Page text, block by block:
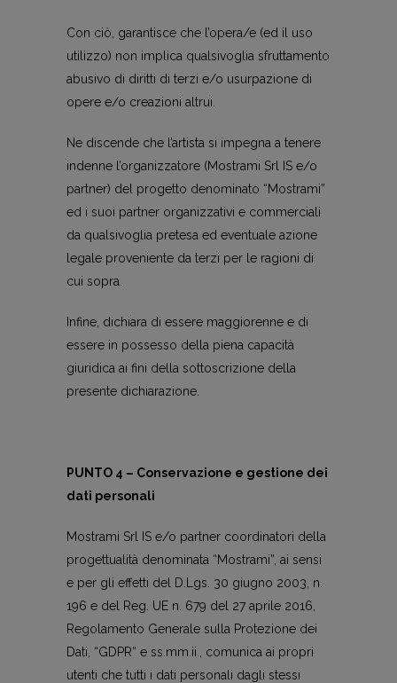
Con ciò, garantisce che l’opera/e (ed il uso
utilizzo) non implica qualsivoglia sfruttamento
abusivo di diritti di terzi e/o usurpazione di
opere e/o creazioni altrui.
Ne discende che l’artista si impegna a tenere
indenne l’organizzatore (Mostrami Srl IS e/o
partner) del progetto denominato “Mostrami”
ed i suoi partner organizzativi e commerciali
da qualsivoglia pretesa ed eventuale azione
legale proveniente da terzi per le ragioni di
cui sopra.
Infine, dichiara di essere maggiorenne e di
essere in possesso della piena capacità
giuridica ai fini della sottoscrizione della
presente dichiarazione.
PUNTO 4 – Conservazione e gestione dei
dati personali
Mostrami Srl IS e/o partner coordinatori della
progettualità denominata “Mostrami”, ai sensi
e per gli effetti del D.Lgs. 30 giugno 2003, n.
196 e del Reg. UE n. 679 del 27 aprile 2016,
Regolamento Generale sulla Protezione dei
Dati, “GDPR” e ss.mm.ii., comunica ai propri
utenti che tutti i dati personali dagli stessi